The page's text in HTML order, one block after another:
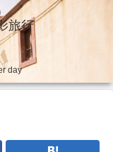
旅行
day